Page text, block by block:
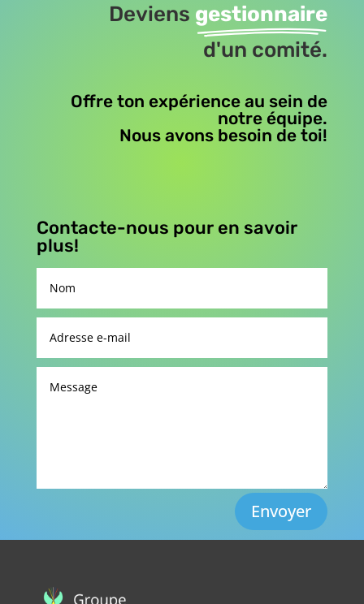
Deviens gestionnaire
d'un comité.
Offre ton expérience au sein de
notre équipe.
Nous avons besoin de toi!
Contacte-nous pour en savoir
plus!
Envoyer